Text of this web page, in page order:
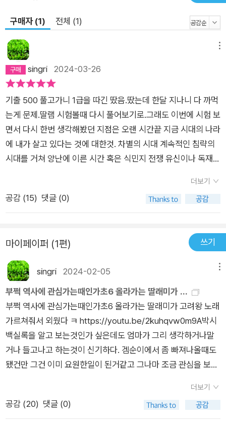
구매자 (1) 전체 (1)
singri 2024-03-26
기출 500 풀고가니 1급을 따긴 땄음.땄는데 한달 지나니 다 까먹
는게 문제.딸램 시험볼때 다시 풀어보기로.그래도 이번에 시험 보
면서 다시 한번 생각해봤던 지점은 오랜 시간끝 지금 시대의 나라
에 내가 살고 있다는 것에 대한것. 차별의 시대 계속적인 침략의
시대를 거쳐 양난에 이른 시간 혹은 식민지 전쟁 유신이나 독재시
에 있던 사람들을 생각해보는 시간들이 많았어서 의외로 계속적
으로 책을 읽고 있는 느낌이기만 해서 그 시간들은 좀 오래 기억
더보기
공감 (15) 댓글 (0)
마이페이퍼 (1편) 쓰기
singri 2024-02-05
부쩍 역사에 관심가는때인가초6 올라가는 딸래미가 ...
부쩍 역사에 관심가는때인가초6 올라가는 딸래미가 고려왕 노래
가르쳐줘서 외웠다 ㅋ https://youtu.be/2kuhqvw0m9A박시
백실록을 알고 보는것인가 싶은데도 엄마가 그리 생각하거나말
거나 들고나고 하는것이 신기하다. 겜순이에서 좀 빠져나올때도
됐건만 그건 이미 요원한일이 된거같고 그나마 조금 관심을 보이
보았더니 여긴 또 새 세상. 해당일에 초등딸램에 대한 오만가지
더보기
공감 (20) 댓글 (0)